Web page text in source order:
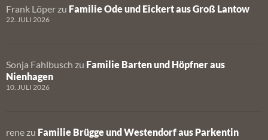
Frank Löper zu Familie Ode und Eickert aus Groß Lantow
22. JULI 2026
Sonja Fahlbusch zu Familie Barten und Höpfner aus
Nienhagen
10. JULI 2026
rene zu Familie Brügge und Westendorf aus Parkentin